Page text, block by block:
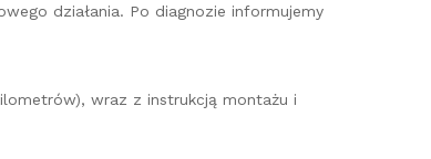
działania. Po diagnozie informujemy
wraz z instrukcją montażu i